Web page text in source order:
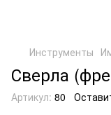
Инструменты
Сверла
Артикул: 80